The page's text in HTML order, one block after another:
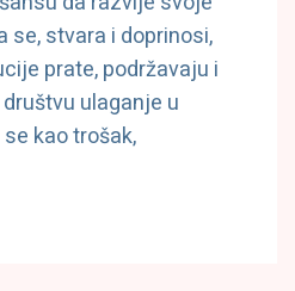
se, stvara i doprinosi,
prate, podržavaju i
ulaganje u
kao trošak,